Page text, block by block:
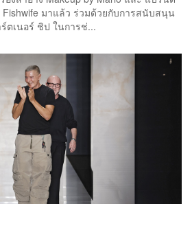
Fishwife มาแล้ว ร่วมด้วยกับการสนับสนุน
ตเนอร์ ชิป ในการช่...